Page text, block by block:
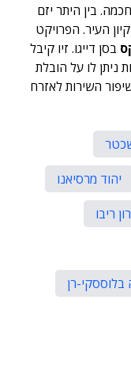
בין היתר יזם
העיר. הפרויקט
בסן דייגו. זיו קיבל
המצטיין לשנת 2017. האות ניתן לו על הובלת
השירות לאזרח
יהוד מרסיאנו
ריבו
בלוססקי-רן